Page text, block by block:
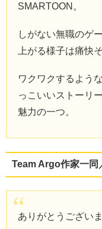
SMARTOON。
しがない無職のゲ
上がる様子は痛快
ワクワクするよう
っこいいストーリ
魅力の一つ。
Team Argo作家一同
ありがとうござい